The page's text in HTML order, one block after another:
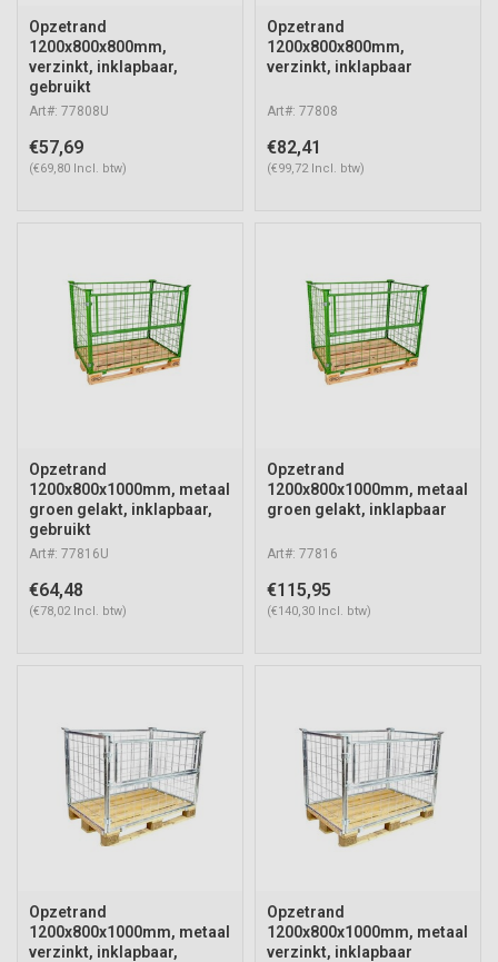
Opzetrand
1200x800x800mm,
verzinkt, inklapbaar,
gebruikt
Art#: 77808U
€57,69
(€69,80 Incl. btw)
Opzetrand
1200x800x800mm,
verzinkt, inklapbaar
Art#: 77808
€82,41
(€99,72 Incl. btw)
Opzetrand
1200x800x1000mm, metaal
groen gelakt, inklapbaar,
gebruikt
Art#: 77816U
€64,48
(€78,02 Incl. btw)
Opzetrand
1200x800x1000mm, metaal
groen gelakt, inklapbaar
Art#: 77816
€115,95
(€140,30 Incl. btw)
Opzetrand
1200x800x1000mm, metaal
verzinkt, inklapbaar,
Opzetrand
1200x800x1000mm, metaal
verzinkt, inklapbaar